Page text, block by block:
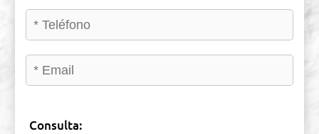
Consulta: